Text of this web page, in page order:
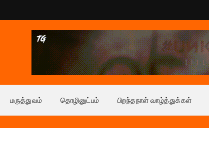
மருத்துவம் தொழினுட்பம் பிறந்தநாள் வாழ்த்துக்கள்